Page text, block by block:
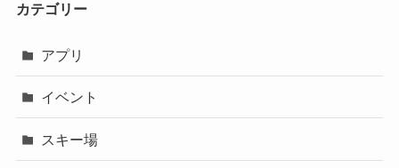
カテゴリー
アプリ
イベント
スキー場